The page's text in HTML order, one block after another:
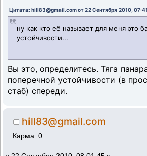
Цитата: hill83@gmail.com от 22 Сентября 2010,
ну как кто её называет для меня это
устойчивости...
Вы это, определитесь. Тяга
поперечной устойчивости (в
стаб) спереди.
hill83@gmail.com
Карма: 0